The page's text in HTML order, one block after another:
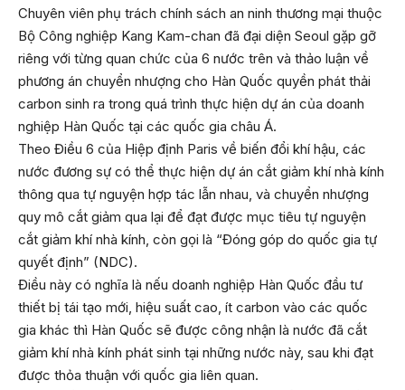
Chuyên viên phụ trách chính sách an ninh thương mại thuộc
Bộ Công nghiệp Kang Kam-chan đã đại diện Seoul gặp gỡ
riêng với từng quan chức của 6 nước trên và thảo luận về
phương án chuyển nhượng cho Hàn Quốc quyền phát thải
carbon sinh ra trong quá trình thực hiện dự án của doanh
nghiệp Hàn Quốc tại các quốc gia châu Á.
Theo Điều 6 của Hiệp định Paris về biến đổi khí hậu, các
nước đương sự có thể thực hiện dự án cắt giảm khí nhà kính
thông qua tự nguyện hợp tác lẫn nhau, và chuyển nhượng
quy mô cắt giảm qua lại để đạt được mục tiêu tự nguyện
cắt giảm khí nhà kính, còn gọi là “Đóng góp do quốc gia tự
quyết định” (NDC).
Điều này có nghĩa là nếu doanh nghiệp Hàn Quốc đầu tư
thiết bị tái tạo mới, hiệu suất cao, ít carbon vào các quốc
gia khác thì Hàn Quốc sẽ được công nhận là nước đã cắt
giảm khí nhà kính phát sinh tại những nước này, sau khi đạt
được thỏa thuận với quốc gia liên quan.